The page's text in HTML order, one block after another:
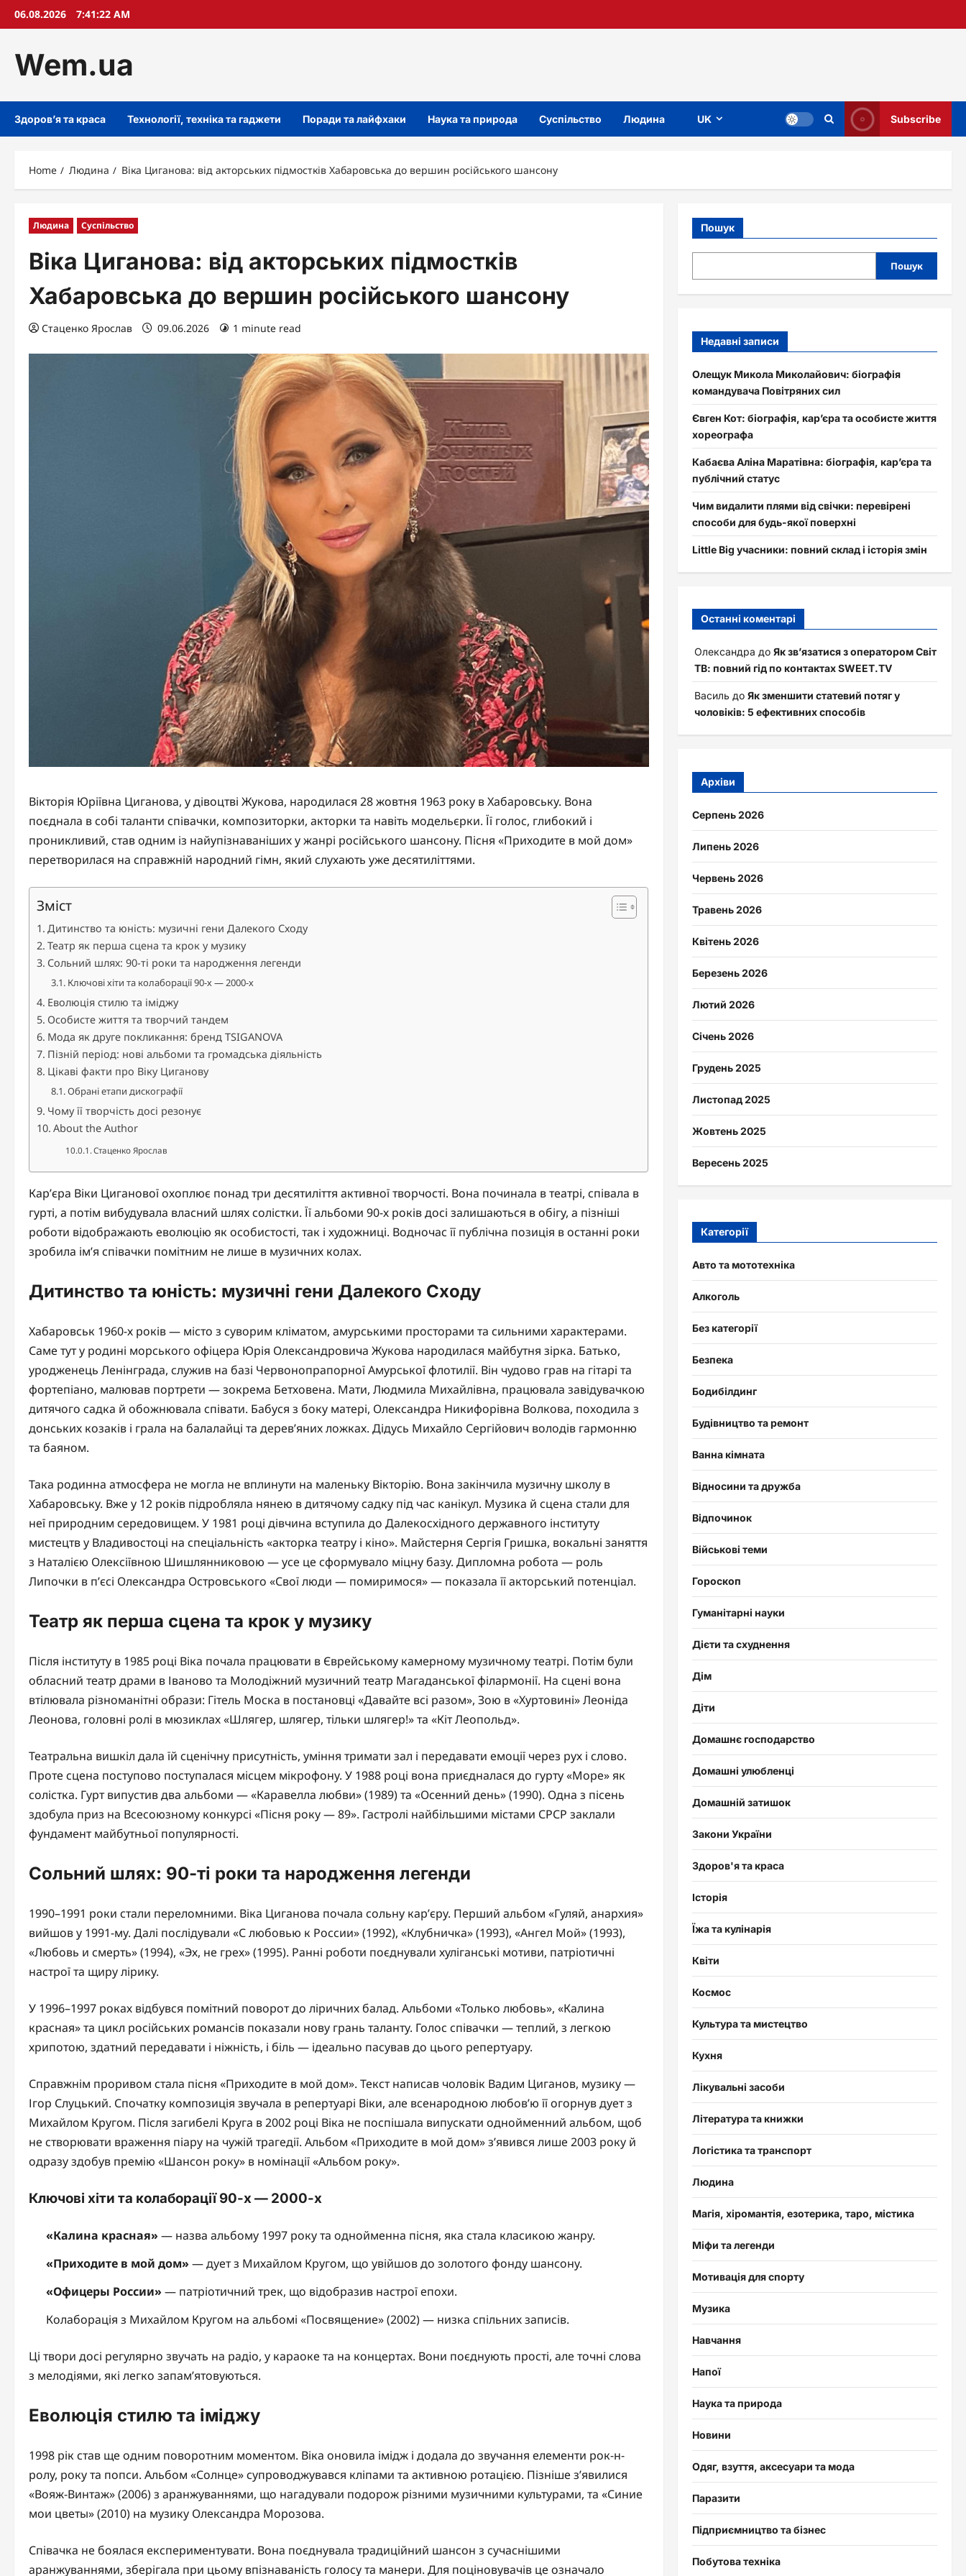
Skip06.08.2026 7:41:23 AM
Wem.ua
Здоров’я та краса Технології, техніка та гаджети Поради та лайфхаки Наука та природа Суспільство Людина UK Subscribe
Home Людина Віка Циганова: від акторських підмостків Хабаровська до вершин російського шансону
Людина Суспільство
Віка Циганова: від акторських підмостків
Хабаровська до вершин російського шансону
Стаценко Ярослав 09.06.2026 1 minute read
Вікторія Юріївна Циганова, у дівоцтві Жукова, народилася 28 жовтня 1963 року в Хабаровську. Вона
поєднала в собі таланти співачки, композиторки, акторки та навіть модельєрки. Її голос, глибокий і
проникливий, став одним із найупізнаваніших у жанрі російського шансону. Пісня «Приходите в мой дом»
перетворилася на справжній народний гімн, який слухають уже десятиліттями.
Зміст
Дитинство та юність: музичні гени Далекого Сходу
Театр як перша сцена та крок у музику
Сольний шлях: 90-ті роки та народження легенди
Ключові хіти та колаборації 90-х — 2000-х
Еволюція стилю та іміджу
Особисте життя та творчий тандем
Мода як друге покликання: бренд TSIGANOVA
Пізній період: нові альбоми та громадська діяльність
Цікаві факти про Віку Циганову
Обрані етапи дискографії
Чому її творчість досі резонує
About the Author
Стаценко Ярослав
Кар’єра Віки Циганової охоплює понад три десятиліття активної творчості. Вона починала в театрі, співала в
гурті, а потім вибудувала власний шлях солістки. Її альбоми 90-х років досі залишаються в обігу, а пізніші
роботи відображають еволюцію як особистості, так і художниці. Водночас її публічна позиція в останні роки
зробила ім’я співачки помітним не лише в музичних колах.
Дитинство та юність: музичні гени Далекого Сходу
Хабаровськ 1960-х років — місто з суворим кліматом, амурськими просторами та сильними характерами.
Саме тут у родині морського офіцера Юрія Олександровича Жукова народилася майбутня зірка. Батько,
уродженець Ленінграда, служив на базі Червонопрапорної Амурської флотилії. Він чудово грав на гітарі та
фортепіано, малював портрети — зокрема Бетховена. Мати, Людмила Михайлівна, працювала завідувачкою
дитячого садка й обожнювала співати. Бабуся з боку матері, Олександра Никифорівна Волкова, походила з
донських козаків і грала на балалайці та дерев’яних ложках. Дідусь Михайло Сергійович володів гармонню
та баяном.
Така родинна атмосфера не могла не вплинути на маленьку Вікторію. Вона закінчила музичну школу в
Хабаровську. Вже у 12 років підробляла нянею в дитячому садку під час канікул. Музика й сцена стали для
неї природним середовищем. У 1981 році дівчина вступила до Далекосхідного державного інституту
мистецтв у Владивостоці на спеціальність «акторка театру і кіно». Майстерня Сергія Гришка, вокальні заняття
з Наталією Олексіївною Шишлянниковою — усе це сформувало міцну базу. Дипломна робота — роль
Липочки в п’єсі Олександра Островського «Свої люди — помиримося» — показала її акторський потенціал.
Театр як перша сцена та крок у музику
Після інституту в 1985 році Віка почала працювати в Єврейському камерному музичному театрі. Потім були
обласний театр драми в Іваново та Молодіжний музичний театр Магаданської філармонії. На сцені вона
втілювала різноманітні образи: Гітель Моска в постановці «Давайте всі разом», Зою в «Хуртовині» Леоніда
Леонова, головні ролі в мюзиклах «Шлягер, шлягер, тільки шлягер!» та «Кіт Леопольд».
Театральна вишкіл дала їй сценічну присутність, уміння тримати зал і передавати емоції через рух і слово.
Проте сцена поступово поступалася місцем мікрофону. У 1988 році вона приєдналася до гурту «Море» як
солістка. Гурт випустив два альбоми — «Каравелла любви» (1989) та «Осенний день» (1990). Одна з пісень
здобула приз на Всесоюзному конкурсі «Пісня року — 89». Гастролі найбільшими містами СРСР заклали
фундамент майбутньої популярності.
Сольний шлях: 90-ті роки та народження легенди
1990–1991 роки стали переломними. Віка Циганова почала сольну кар’єру. Перший альбом «Гуляй, анархия»
вийшов у 1991-му. Далі послідували «С любовью к России» (1992), «Клубничка» (1993), «Ангел Мой» (1993),
«Любовь и смерть» (1994), «Эх, не грех» (1995). Ранні роботи поєднували хуліганські мотиви, патріотичні
настрої та щиру лірику.
У 1996–1997 роках відбувся помітний поворот до ліричних балад. Альбоми «Только любовь», «Калина
красная» та цикл російських романсів показали нову грань таланту. Голос співачки — теплий, з легкою
хрипотою, здатний передавати і ніжність, і біль — ідеально пасував до цього репертуару.
Справжнім проривом стала пісня «Приходите в мой дом». Текст написав чоловік Вадим Циганов, музику —
Ігор Слуцький. Спочатку композиція звучала в репертуарі Віки, але всенародною любов’ю її огорнув дует з
Михайлом Кругом. Після загибелі Круга в 2002 році Віка не поспішала випускати однойменний альбом, щоб
не створювати враження піару на чужій трагедії. Альбом «Приходите в мой дом» з’явився лише 2003 року й
одразу здобув премію «Шансон року» в номінації «Альбом року».
Ключові хіти та колаборації 90-х — 2000-х
«Калина красная»— назва альбому 1997 року та однойменна пісня, яка стала класикою жанру.
«Приходите в мой дом»— дует з Михайлом Кругом, що увійшов до золотого фонду шансону.
«Офицеры России»— патріотичний трек, що відобразив настрої епохи.
Колаборація з Михайлом Кругом на альбомі «Посвящение» (2002) — низка спільних записів.
Ці твори досі регулярно звучать на радіо, у караоке та на концертах. Вони поєднують прості, але точні слова
з мелодіями, які легко запам’ятовуються.
Еволюція стилю та іміджу
1998 рік став ще одним поворотним моментом. Віка оновила імідж і додала до звучання елементи рок-н-
ролу, року та попси. Альбом «Солнце» супроводжувався кліпами та активною ротацією. Пізніше з’явилися
«Вояж-Винтаж» (2006) з аранжуваннями, що нагадували подорож різними музичними культурами, та «Синие
мои цветы» (2010) на музику Олександра Морозова.
Співачка не боялася експериментувати. Вона поєднувала традиційний шансон з сучаснішими
аранжуваннями, зберігала при цьому впізнаваність голосу та манери. Для поціновувачів це означало
Пошук
Пошук
Недавні записи
Олещук Микола Миколайович: біографія
командувача Повітряних сил
Євген Кот: біографія, кар’єра та особисте життя
хореографа
Кабаєва Аліна Маратівна: біографія, кар’єра та
публічний статус
Чим видалити плями від свічки: перевірені
способи для будь-якої поверхні
Little Big учасники: повний склад і історія змін
Останні коментарі
Олександра до Як зв’язатися з оператором Світ
ТВ: повний гід по контактах SWEET.TV
Василь до Як зменшити статевий потяг у
чоловіків: 5 ефективних способів
Архіви
Серпень 2026
Липень 2026
Червень 2026
Травень 2026
Квітень 2026
Березень 2026
Лютий 2026
Січень 2026
Грудень 2025
Листопад 2025
Жовтень 2025
Вересень 2025
Категорії
Авто та мототехніка
Алкоголь
Без категорії
Безпека
Бодибілдинг
Будівництво та ремонт
Ванна кімната
Відносини та дружба
Відпочинок
Військові теми
Гороскоп
Гуманітарні науки
Дієти та схуднення
Дім
Діти
Домашнє господарство
Домашні улюбленці
Домашній затишок
Закони України
Здоров'я та краса
Історія
Їжа та кулінарія
Квіти
Космос
Культура та мистецтво
Кухня
Лікувальні засоби
Література та книжки
Логістика та транспорт
Людина
Магія, хіромантія, езотерика, таро, містика
Міфи та легенди
Мотивація для спорту
Музика
Навчання
Напої
Наука та природа
Новини
Одяг, взуття, аксесуари та мода
Паразити
Підприємництво та бізнес
Побутова техніка